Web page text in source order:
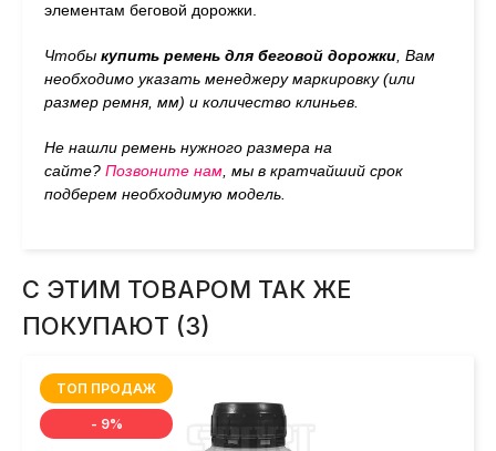
элементам беговой дорожки.
Чтобы купить ремень для беговой дорожки, Вам
необходимо указать менеджеру маркировку (или
размер ремня, мм) и количество клиньев.
Не нашли ремень нужного размера на
сайте? Позвоните нам, мы в кратчайший срок
подберем необходимую модель.
С ЭТИМ ТОВАРОМ ТАК ЖЕ
ПОКУПАЮТ (3)
ТОП ПРОДАЖ
- 9%